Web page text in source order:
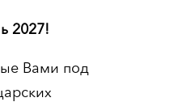
2027!
Вами под